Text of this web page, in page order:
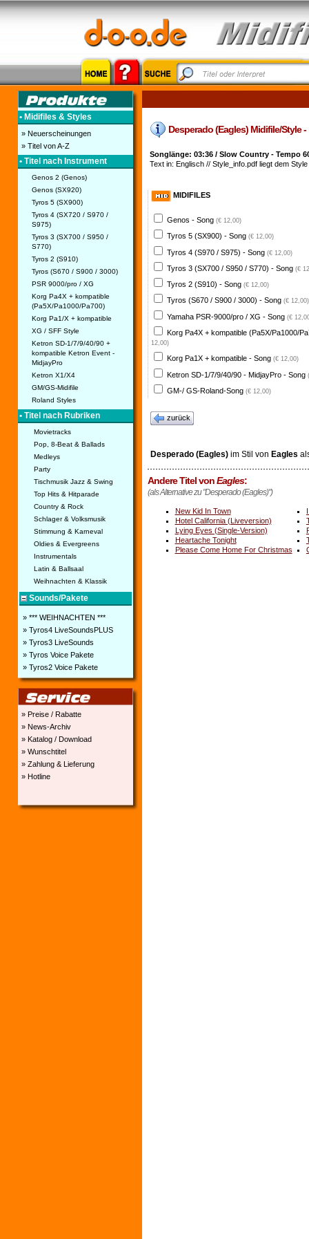
• Midifiles & Styles
» Neuerscheinungen
» Titel von A-Z
• Titel nach Instrument
Genos 2 (Genos)
Genos (SX920)
Tyros 5 (SX900)
Tyros 4 (SX720 / S970 /
S975)
Tyros 3 (SX700 / S950 /
S770)
Tyros 2 (S910)
Tyros (S670 / S900 / 3000)
PSR 9000/pro / XG
Korg Pa4X + kompatible
(Pa5X/Pa1000/Pa700)
Korg Pa1/X + kompatible
XG / SFF Style
Ketron SD-1/7/9/40/90 +
kompatible Ketron Event -
MidjayPro
Ketron X1/X4
GM/GS-Midifile
Roland Styles
• Titel nach Rubriken
Movietracks
Pop, 8-Beat & Ballads
Medleys
Party
Tischmusik Jazz & Swing
Top Hits & Hitparade
Country & Rock
Schlager & Volksmusik
Stimmung & Karneval
Oldies & Evergreens
Instrumentals
Latin & Ballsaal
Weihnachten & Klassik
Sounds/Pakete
» *** WEIHNACHTEN ***
» Tyros4 LiveSoundsPLUS
» Tyros3 LiveSounds
» Tyros Voice Pakete
» Tyros2 Voice Pakete
» Preise / Rabatte
» News-Archiv
» Katalog / Download
» Wunschtitel
» Zahlung & Lieferung
» Hotline
Desperado (Eagles) Midifile/Style
Songlänge: 03:36 / Slow Country - Tempo
Text in: Englisch // Style_info.pdf liegt dem Style
MIDIFILES
Genos - Song (€ 12,00)
Tyros 5 (SX900) - Song (€ 12,00)
Tyros 4 (S970 / S975) - Song (€ 12,00)
Tyros 3 (SX700 / S950 / S770) - Song (€
Tyros 2 (S910) - Song (€ 12,00)
Tyros (S670 / S900 / 3000) - Song (€ 12,00)
Yamaha PSR-9000/pro / XG - Song (€
Korg Pa4X + kompatible (Pa5X/Pa1000/
12,00)
Korg Pa1X + kompatible - Song (€ 12,00)
Ketron SD-1/7/9/40/90 - MidjayPro - Song
GM-/ GS-Roland-Song (€ 12,00)
zurück
Desperado (Eagles)im Stil von Eagles
Andere Titel vonEagles:
(als Alternative zu "Desperado (Eagles)")
New Kid In Town
Hotel California (Liveversion)
Lying Eyes (Single-Version)
Heartache Tonight
Please Come Home For Christmas